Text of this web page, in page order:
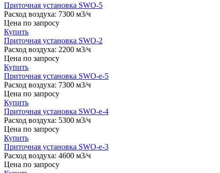
Приточная установка SWO-5
Расход воздуха: 7300 м3/ч
Цена по запросу
Купить
Приточная установка SWO-2
Расход воздуха: 2200 м3/ч
Цена по запросу
Купить
Приточная установка SWO-e-5
Расход воздуха: 7300 м3/ч
Цена по запросу
Купить
Приточная установка SWO-e-4
Расход воздуха: 5300 м3/ч
Цена по запросу
Купить
Приточная установка SWO-e-3
Расход воздуха: 4600 м3/ч
Цена по запросу